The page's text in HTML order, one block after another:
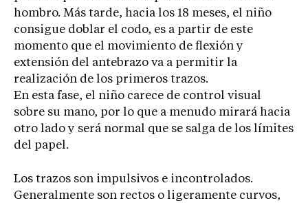
hombro. Más tarde, hacia los 18 meses, el niño
consigue doblar el codo, es a partir de este
momento que el movimiento de flexión y
extensión del antebrazo va a permitir la
realización de los primeros trazos.
En esta fase, el niño carece de control visual
sobre su mano, por lo que a menudo mirará hacia
otro lado y será normal que se salga de los límites
del papel.
Los trazos son impulsivos e incontrolados.
Generalmente son rectos o ligeramente curvos,